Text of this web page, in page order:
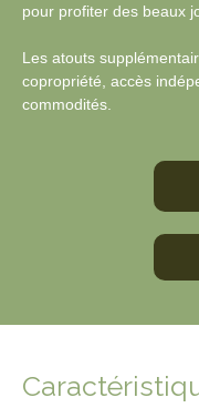
pour profiter des beaux
Les atouts
copropriété, accès
commodités.